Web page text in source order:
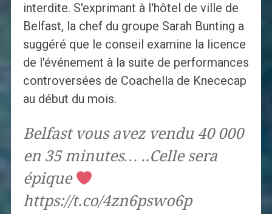
interdite. S'exprimant à l'hôtel de ville de
Belfast, la chef du groupe Sarah Bunting a
suggéré que le conseil examine la licence
de l'événement à la suite de performances
controversées de Coachella de Knececap
au début du mois.
Belfast vous avez vendu 40 000
en 35 minutes… ..Celle sera
épique
https://t.co/4zn6pswo6p